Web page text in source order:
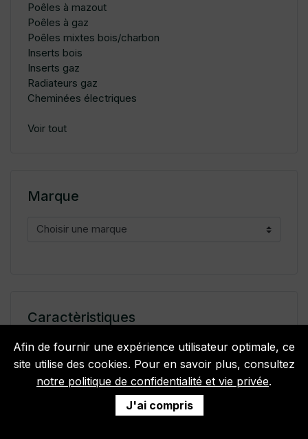
Afin de fournir une expérience utilisateur optimale, ce
site utilise des cookies. Pour en savoir plus, consultez
notre politique de confidentialité et vie privée.
J'ai compris
Afin de fournir une expérience utilisateur optimale, ce
site utilise des cookies. Pour en savoir plus, consultez
notre politique de confidentialité et vie privée.
J'ai compris
Poêles à mazout
Poêles à gaz
Poêles mixtes bois/charbon
Inserts bois
Inserts gaz
Radiateurs gaz
Cheminées électriques
Voir tout
Marque
Caractèristiques
combustion cheminée
combustion étanche gaz